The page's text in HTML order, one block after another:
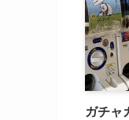
ガチャ